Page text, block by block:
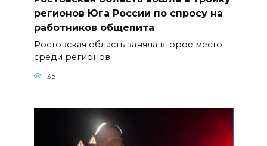
регионов Юга России по спросу на
работников общепита
Ростовская область заняла второе место
среди регионов
35